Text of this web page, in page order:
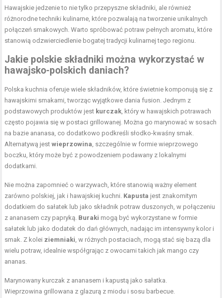
Hawajskie jedzenie to nie tylko przepyszne składniki, ale również
różnorodne techniki kulinarne, które pozwalają na tworzenie unikalnych
połączeń smakowych. Warto spróbować potraw pełnych aromatu, które
stanowią odzwierciedlenie bogatej tradycji kulinarnej tego regionu.
Jakie polskie składniki można wykorzystać w
hawajsko-polskich daniach?
Polska kuchnia oferuje wiele składników, które świetnie komponują się z
hawajskimi smakami, tworząc wyjątkowe dania fusion. Jednym z
podstawowych produktów jest kurczak, który w hawajskich potrawach
często pojawia się w postaci grillowanej. Można go marynować w sosach
na bazie ananasa, co dodatkowo podkreśli słodko-kwaśny smak.
Alternatywą jestwieprzowina, szczególnie w formie wieprzowego
boczku, który może być z powodzeniem podawany z lokalnymi
dodatkami.
Nie można zapomnieć o warzywach, które stanowią ważny element
zarówno polskiej, jak i hawajskiej kuchni. Kapusta jest znakomitym
dodatkiem do sałatek lub jako składnik potraw duszonych, w połączeniu
z ananasem czy papryką. Buraki mogą być wykorzystane w formie
sałatek lub jako dodatek do dań głównych, nadając im intensywny kolor i
smak. Z kolei ziemniaki, w różnych postaciach, mogą stać się bazą dla
wielu potraw, idealnie współgrając z owocami takich jak mango czy
ananas.
Marynowany kurczak z ananasem i kapustą jako sałatka.
Wieprzowina grillowana z glazurą z miodu i sosu barbecue.